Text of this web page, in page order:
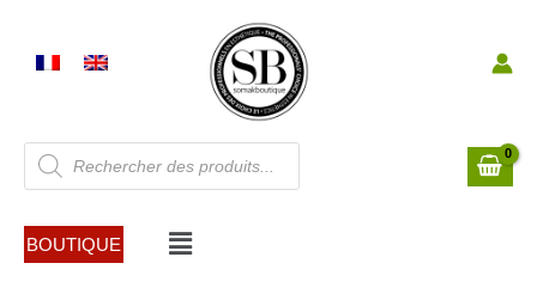
contenu
Recherche
de
produits
BOUTIQUE Menu